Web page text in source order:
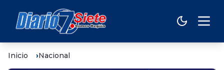
Inicio Nacional